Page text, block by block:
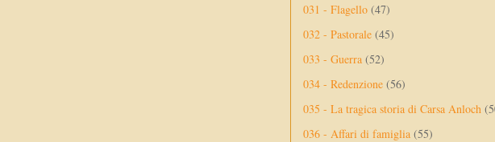
031 - Flagello (47)
032 - Pastorale (45)
033 - Guerra (52)
034 - Redenzione (56)
035 - La tragica storia di Carsa Anloch
036 - Affari di famiglia (55)